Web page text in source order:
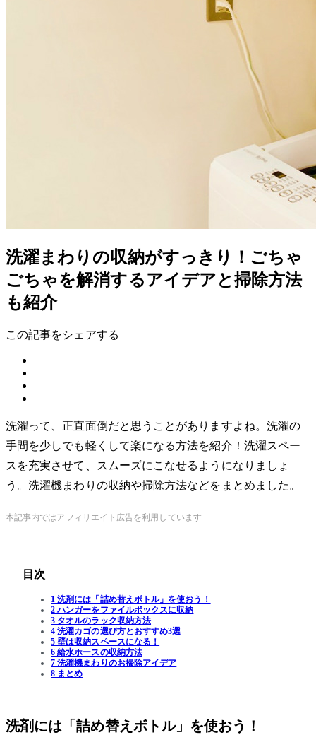
洗濯まわりの収納がすっきり！ごちゃ
ごちゃを解消するアイデアと掃除方法
も紹介
この記事をシェアする
洗濯って、正直面倒だと思うことがありますよね。洗濯の
手間を少しでも軽くして楽になる方法を紹介！洗濯スペー
スを充実させて、スムーズにこなせるようになりましょ
う。洗濯機まわりの収納や掃除方法などをまとめました。
本記事内ではアフィリエイト広告を利用しています
目次
1 洗剤には「詰め替えボトル」を使おう！
2 ハンガーをファイルボックスに収納
3 タオルのラック収納方法
4 洗濯カゴの選び方とおすすめ3選
5 壁は収納スペースになる！
6 給水ホースの収納方法
7 洗濯機まわりのお掃除アイデア
8 まとめ
洗剤には「詰め替えボトル」を使おう！